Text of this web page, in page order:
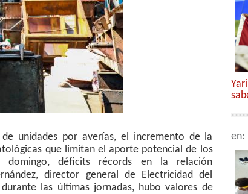
unidades por averías, el incremento de la
que limitan el aporte potencial de los
déficits récords en la relación
director general de Electricidad del
las últimas jornadas, hubo valores de
en: